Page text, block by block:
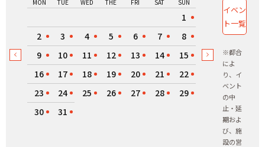
MON TUE WED THE FRI SAT SUN
1
2
3 4 5 6 7
8
9
10 11 12 13 14
15
16
17 18 19 20 21
22
23
24 25 26 27 28
29
30
31
イベン
ト一覧
※都合
によ
り、イ
ベント
の中
止・延
期およ
び、施
設の営